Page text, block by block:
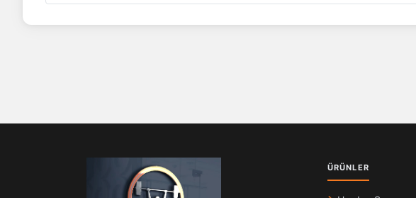
ÜRÜNLER